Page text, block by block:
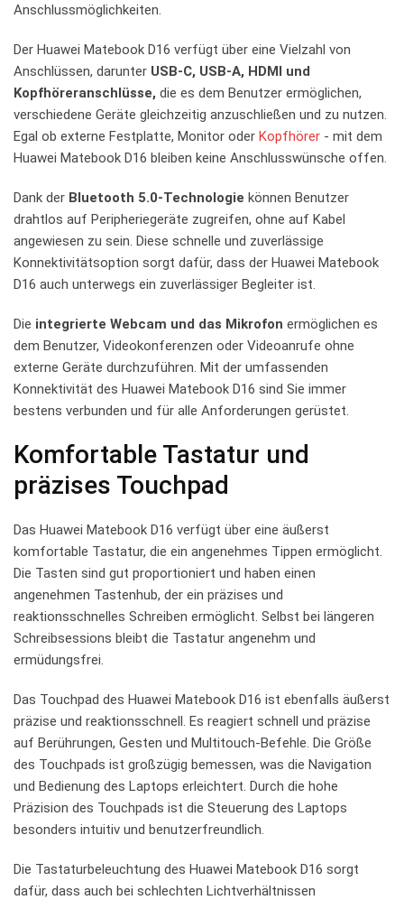
Anschlussmöglichkeiten.
Der Huawei Matebook D16 verfügt​ über ​eine Vielzahl von
Anschlüssen,‌ darunter USB-C, USB-A, HDMI und
Kopfhöreranschlüsse, die es dem Benutzer​ ermöglichen,
verschiedene Geräte ​gleichzeitig ‍anzuschließen und zu nutzen.
‍Egal​ ob externe ⁤Festplatte, ⁤Monitor oder Kopfhörer ‌- mit dem
Huawei Matebook D16 bleiben keine Anschlusswünsche offen.
Dank der Bluetooth 5.0-Technologie können Benutzer
drahtlos auf Peripheriegeräte zugreifen, ohne auf Kabel
angewiesen zu sein. Diese schnelle und zuverlässige
Konnektivitätsoption sorgt dafür, dass der Huawei ​Matebook​
D16 ‌auch ⁤unterwegs ein zuverlässiger Begleiter ist.
Die integrierte Webcam und das Mikrofon ermöglichen es
dem Benutzer, Videokonferenzen oder Videoanrufe ohne
externe Geräte ​durchzuführen. Mit der umfassenden
Konnektivität des Huawei Matebook D16 sind Sie immer
bestens ⁤verbunden ‌und für‌ alle Anforderungen gerüstet.
Komfortable Tastatur und
präzises Touchpad
Das Huawei ⁢Matebook D16 verfügt über eine ⁣äußerst‍
komfortable Tastatur, die ein angenehmes Tippen ermöglicht.
Die Tasten sind gut proportioniert und haben einen
angenehmen Tastenhub, der ein präzises und⁢
reaktionsschnelles Schreiben ermöglicht. ⁣Selbst bei​ längeren
Schreibsessions ⁣bleibt ‍die Tastatur angenehm und
ermüdungsfrei.
Das Touchpad​ des Huawei⁢ Matebook D16 ist ⁤ebenfalls ‌äußerst
⁤präzise und reaktionsschnell. Es⁣ reagiert schnell und präzise
auf Berührungen,⁣ Gesten und Multitouch-Befehle. Die Größe
des Touchpads ist großzügig bemessen, was‌ die Navigation
und​ Bedienung des Laptops‌ erleichtert.‌ Durch die hohe
Präzision⁤ des Touchpads ⁢ist die⁣ Steuerung des Laptops
besonders intuitiv und benutzerfreundlich.
Die Tastaturbeleuchtung des Huawei Matebook D16 sorgt‍
dafür, dass auch bei ‍schlechten Lichtverhältnissen